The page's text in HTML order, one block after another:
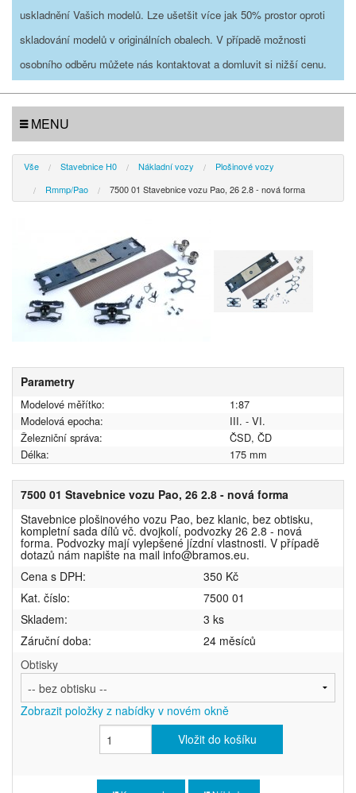
uskladnění Vašich modelů. Lze ušetšit více jak 50% prostor oproti
skladování modelů v originálních obalech. V případě možnosti
osobního odběru můžete nás kontaktovat a domluvit si nižší cenu.
MENU
Vše Stavebnice H0 Nákladní vozy
Plošinové vozy
Rmmp/Pao
7500 01 Stavebnice vozu Pao, 26 2.8 - nová forma
Parametry
Modelové měřítko:
1:87
Modelová epocha:
III. - VI.
Železniční správa:
ČSD, ČD
Délka:
175 mm
7500 01 Stavebnice vozu Pao, 26 2.8 - nová forma
Stavebnice plošinového vozu Pao, bez klanic, bez obtisku,
kompletní sada dílů vč. dvojkolí, podvozky 26 2.8 - nová
forma. Podvozky mají vylepšené jízdní vlastnosti. V případě
dotazů nám napište na mail info@bramos.eu.
Cena s DPH:
350 Kč
Kat. číslo:
7500 01
Skladem:
3 ks
Záruční doba:
24 měsíců
Obtisky
Zobrazit položky z nabídky v novém okně
Vložit do košíku